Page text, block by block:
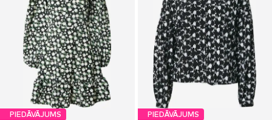
PIEDĀVĀJUMS PIEDĀVĀJUMS